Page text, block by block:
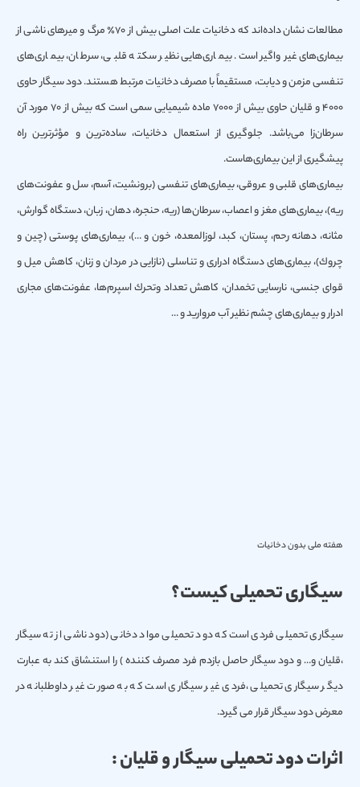
مطالعات نشان داده‌اند که دخانیات علت اصلی بیش از 70٪ مرگ‌ و میرهای ناشی از
بیماری‌های غیرواگیر است. بیماری‌هایی نظیر سکته قلبی، سرطان، بیماری‌های
تنفسی مزمن و دیابت، مستقیماً با مصرف دخانیات مرتبط هستند. دود سیگار حاوی
4000 و قلیان حاوی بیش از 7000 ماده شیمیایی سمی است که بیش از 70 مورد آن
سرطان‌زا می‌باشد. جلوگیری از استعمال دخانیات، ساده‌ترین و مؤثرترین راه
پیشگیری از این بیماری‌هاست.
بیماری‌های قلبی و عروقی، بیماری‌های تنفسی (برونشیت، آسم، سل و عفونت‌های
ریه)، بیماری‌های مغز و اعصاب، سرطان‌ها (ریه، حنجره، دهان، زبان، دستگاه گوارش،
مثانه، دهانه رحم، پستان، كبد، لوزالمعده، خون و …)، بیماری‌های پوستی (چین و
چروك)، بیماری‌های دستگاه ادراری و تناسلی (نازایی در مردان و زنان، كاهش میل و
قوای جنسی، نارسایی تخمدان، كاهش تعداد وتحرك اسپرم‌ها، عفونت‌های مجاری
ادرار و بیماری‌های چشم نظیر آب مروارید و …
هفته ملی بدون دخانیات
سیگاری تحمیلی كیست؟
سیگاری تحمیلی فردی است كه دود تحمیلی مواد دخانی (دود ناشی از ته سیگار
،قلیان و… و دود سیگار حاصل بازدم فرد مصرف كننده ) را استنشاق كند به عبارت
دیگر سیگاری تحمیلی ،فردی غیر سیگاری است كه به صورت غیر داوطلبانه در
معرض دود سیگار قرار می گیرد.
اثرات دود تحمیلی سیگار و قلیان :